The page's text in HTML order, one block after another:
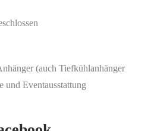
(auch Tiefkühlanhänger
und Eventausstattung